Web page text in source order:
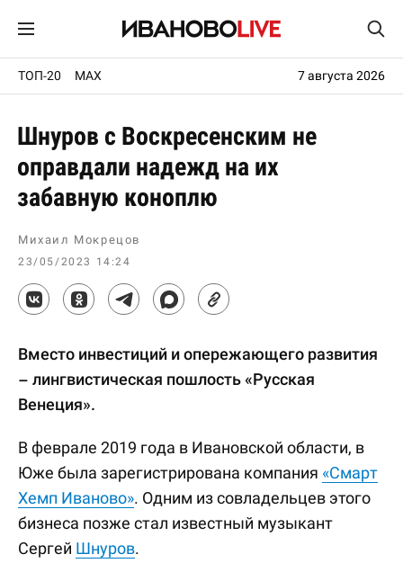
ТОП-20 MAX 7 августа 2026
Шнуров с Воскресенским не
оправдали надежд на их
забавную коноплю
Михаил Мокрецов
23/05/2023 14:24
Вместо инвестиций и опережающего развития
– лингвистическая пошлость «Русская
Венеция».
В феврале 2019 года в Ивановской области, в
Юже была зарегистрирована компания «Смарт
Хемп Иваново». Одним из совладельцев этого
бизнеса позже стал известный музыкант
Сергей Шнуров.